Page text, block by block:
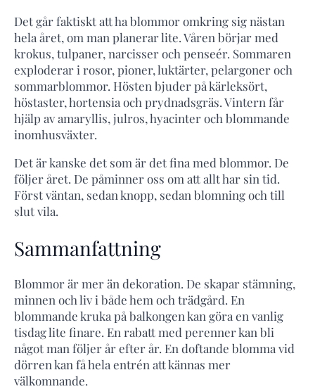
Det går faktiskt att ha blommor omkring sig nästan
hela året, om man planerar lite. Våren börjar med
krokus, tulpaner, narcisser och penseér. Sommaren
exploderar i rosor, pioner, luktärter, pelargoner och
sommarblommor. Hösten bjuder på kärleksört,
höstaster, hortensia och prydnadsgräs. Vintern får
hjälp av amaryllis, julros, hyacinter och blommande
inomhusväxter.
Det är kanske det som är det fina med blommor. De
följer året. De påminner oss om att allt har sin tid.
Först väntan, sedan knopp, sedan blomning och till
slut vila.
Sammanfattning
Blommor är mer än dekoration. De skapar stämning,
minnen och liv i både hem och trädgård. En
blommande kruka på balkongen kan göra en vanlig
tisdag lite finare. En rabatt med perenner kan bli
något man följer år efter år. En doftande blomma vid
dörren kan få hela entrén att kännas mer
välkomnande.